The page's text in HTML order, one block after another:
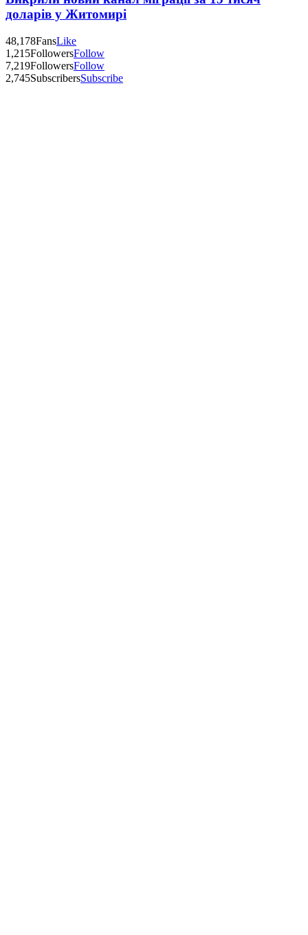
доларів у Житомирі
48,178FansLike
1,215FollowersFollow
7,219FollowersFollow
2,745SubscribersSubscribe